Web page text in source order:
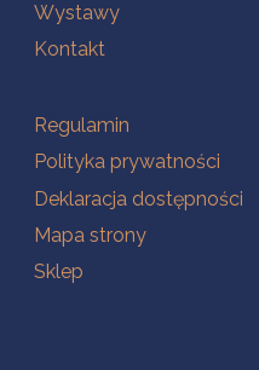
Wystawy
Kontakt
Na skróty
Regulamin
Polityka prywatności
Deklaracja dostępności
Mapa strony
Sklep